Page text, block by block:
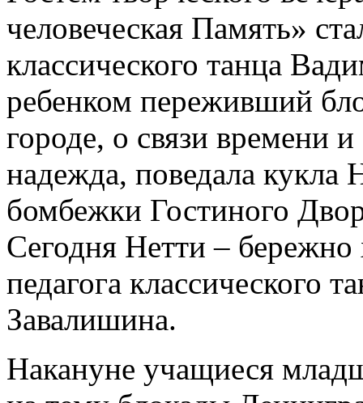
человеческая Память»
классического танца
ребенком переживший
городе, о связи времени
надежда, поведала кукла
бомбежки Гостиного
Сегодня Нетти –
педагога классического
Завалишина.
Накануне учащиеся